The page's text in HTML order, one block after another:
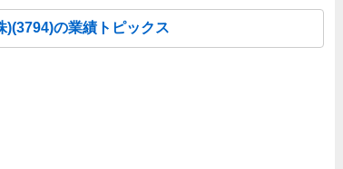
)(3794)の業績トピックス